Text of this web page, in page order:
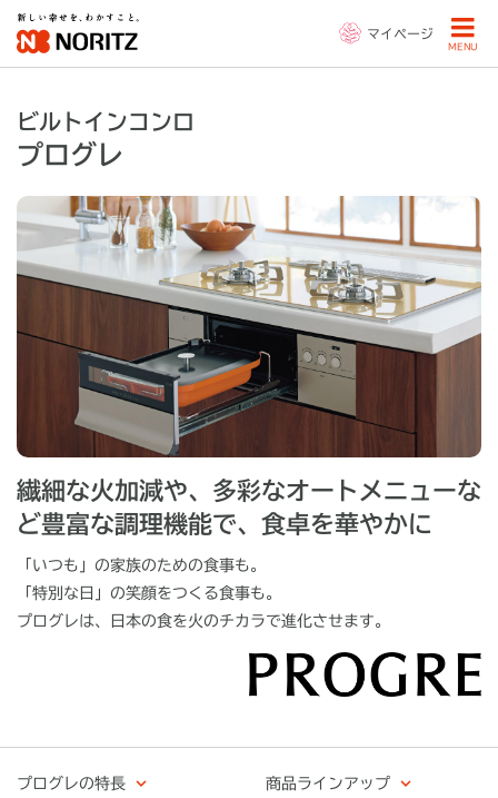
マイページ
MENU
ビルトインコンロ
プログレ
繊細な火加減や、多彩なオートメニューな
ど豊富な調理機能で、食卓を華やかに
「いつも」の家族のための食事も。
「特別な日」の笑顔をつくる食事も。
プログレは、日本の食を火のチカラで進化させます。
プログレの特長 商品ラインアップ